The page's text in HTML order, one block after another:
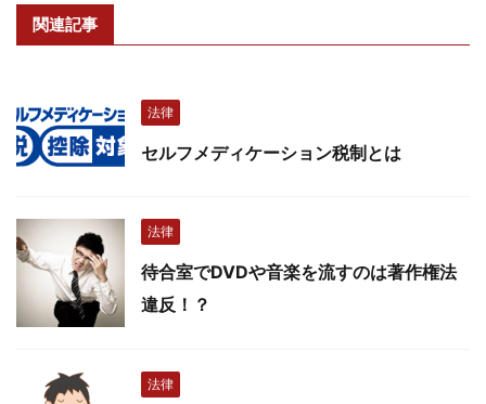
関連記事
法律
セルフメディケーション税制とは
法律
待合室でDVDや音楽を流すのは著作権法
違反！？
法律